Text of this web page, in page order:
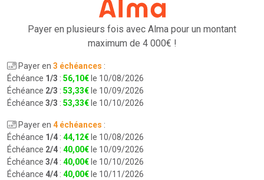
Payer en plusieurs fois avec Alma pour un montant
maximum de 4 000€ !
Payer en 3 échéances :
Échéance 1/3 : 56,10€ le 10/08/2026
Échéance 2/3 : 53,33€ le 10/09/2026
Échéance 3/3 : 53,33€ le 10/10/2026
Payer en 4 échéances :
Échéance 1/4 : 44,12€ le 10/08/2026
Échéance 2/4 : 40,00€ le 10/09/2026
Échéance 3/4 : 40,00€ le 10/10/2026
Échéance 4/4 : 40,00€ le 10/11/2026